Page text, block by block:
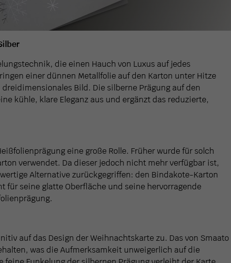
die einen Hauch von Luxus auf jedes
einer dünnen Metallfolie auf den Karton unter Hitze
Bild. Die silberne Prägung auf den
kühle, klare Eleganz aus und ergänzt das reduzierte,
eine große Rolle. Früher wurde für solch
verwendet. Da dieser jedoch nicht mehr verfügbar ist,
Alternative zurückgegriffen: den Bindakote-Karton
für seine glatte Oberfläche und seine hervorragende
auf das Design der Weihnachtskarte zu. Das von Smaato
was die Aufmerksamkeit unweigerlich auf die